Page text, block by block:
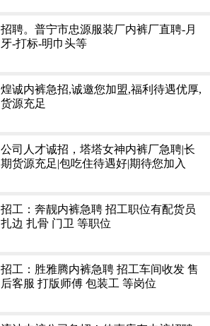
招聘。普宁市忠源服装厂内裤厂直聘-月
牙-打标-明巾头等
煌诚内裤急招,诚邀您加盟,福利待遇优厚,
货源充足
公司人才诚招，塔塔女神内裤厂急聘|长
期货源充足|包吃住待遇好|期待您加入
招工：奔靓内裤急聘 招工职位有配货员
扎边 扎骨 门卫 等职位
招工：胜雅腾内裤急聘 招工车间收发 售
后客服 打版师傅 包装工 等岗位